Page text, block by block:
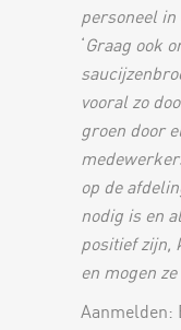
personeel in
‘Graag ook
vooral zo
groen door
op de
nodig is en
positief zijn,
en mogen
Aanmelden: